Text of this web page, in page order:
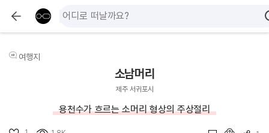
여행지
소남머리
제주 서귀포시
용천수가 흐르는 소머리 형상의 주상절리